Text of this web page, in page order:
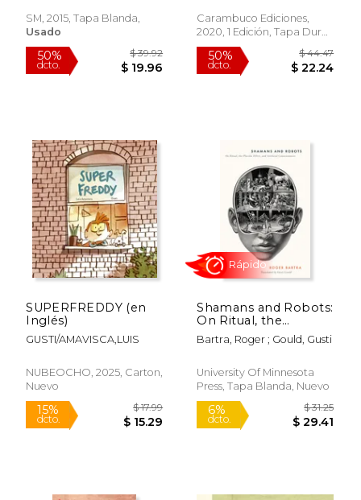
SM, 2015, Tapa Blanda,
Usado
Carambuco Ediciones,
2020, 1 Edición, Tapa Dura,
Nuevo
SUPERFREDDY (en
Inglés)
GUSTI/AMAVISCA,LUIS
NUBEOCHO, 2025, Carton,
Nuevo
Shamans and Robots:
On Ritual, the
Placebo Effect, and
Artificial
Inglés)
Bartra, Roger ; Gould, Gusti
University Of Minnesota
Press, Tapa Blanda, Nuevo